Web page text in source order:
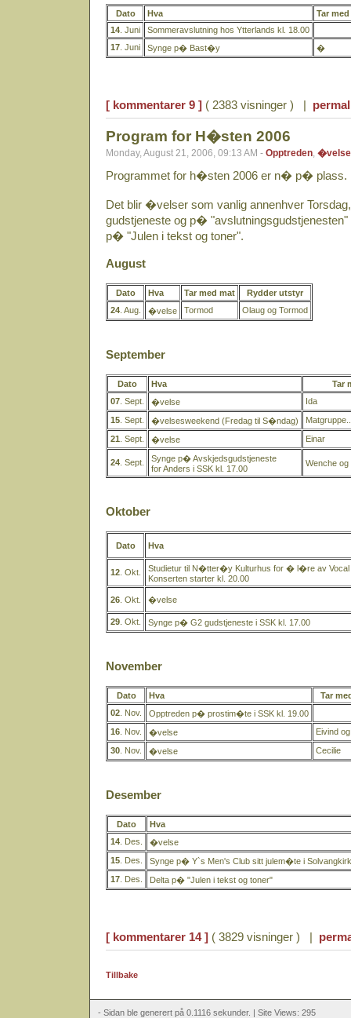
Dato Hva
Tar
14 . Juni
Sommeravslutning hos Ytterlands kl. 18.00
17 . Juni Synge p� Bast�y �
[ kommentarer 9 ] ( 2383 visninger ) |
Program for H�sten 2006
Monday, August 21, 2006, 09:13 AM - Opptreden, �velse
Programmet for h�sten 2006 er n� p� plass.
Det blir �velser som vanlig annenhver
gudstjeneste og p�
p� "Julen i tekst og toner".
August
Dato Hva Tar med mat
Rydder utstyr
24 . Aug. �velse Tormod Olaug og Tormod
September
Dato Hva
Tar
07 . Sept. �velse
Ida
15 . Sept. �velsesweekend (Fredag til S�ndag)
21 . Sept. �velse Einar
24 . Sept.
Synge p� Avskjedsgudstjeneste
for Anders i SSK kl. 17.00
Wenche
Oktober
Dato Hva
12 . Okt.
Studietur til N�tter�y Kulturhus for � l�re av Vocal
Konserten starter kl. 20.00
26 . Okt. �velse
29 . Okt. Synge p� G2 gudstjeneste i SSK kl. 17.00
November
Dato Hva
Tar
02 . Nov.
Opptreden p� prostim�te i SSK kl. 19.00
16 . Nov. �velse
Eivind
30 . Nov. �velse Cecilie
Desember
Dato
Hva
14 . Des.
�velse
15 . Des.
Synge p� Y`s Men's Club sitt julem�te i
17 . Des. Delta p� "Julen i tekst og toner"
[ kommentarer 14 ] ( 3829 visninger ) |
Tillbake
- Sidan ble generert på 0.1116 sekunder. | Site Views: 295